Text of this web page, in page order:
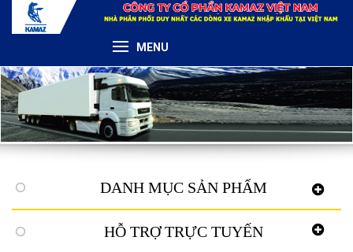
MENU
DANH MỤC SẢN PHẨM
HỖ TRỢ TRỰC TUYẾN